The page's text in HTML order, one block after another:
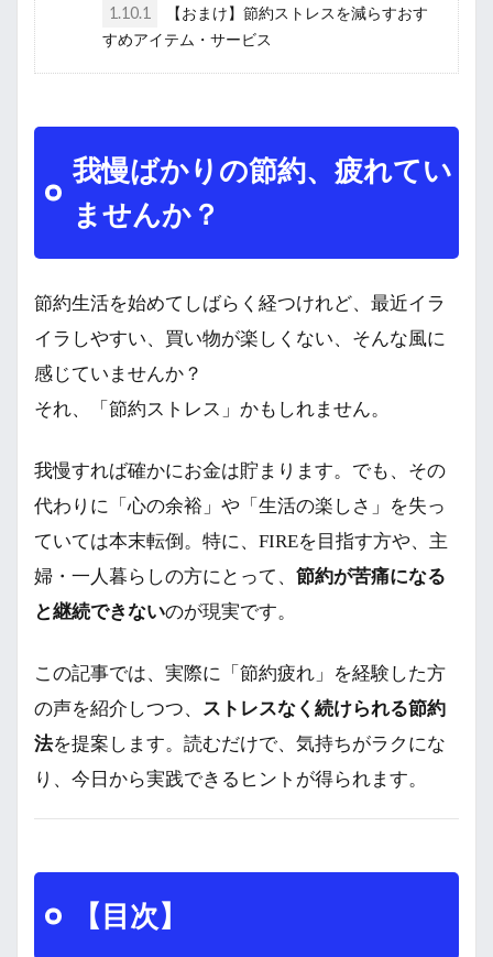
1.10.1
【おまけ】節約ストレスを減らすおす
すめアイテム・サービス
我慢ばかりの節約、疲れてい
ませんか？
節約生活を始めてしばらく経つけれど、最近イラ
イラしやすい、買い物が楽しくない、そんな風に
感じていませんか？
それ、「節約ストレス」かもしれません。
我慢すれば確かにお金は貯まります。でも、その
代わりに「心の余裕」や「生活の楽しさ」を失っ
ていては本末転倒。特に、FIREを目指す方や、主
婦・一人暮らしの方にとって、 節約が苦痛になる
と継続できないのが現実です。
この記事では、実際に「節約疲れ」を経験した方
の声を紹介しつつ、 ストレスなく続けられる節約
法を提案します。読むだけで、気持ちがラクにな
り、今日から実践できるヒントが得られます。
【目次】